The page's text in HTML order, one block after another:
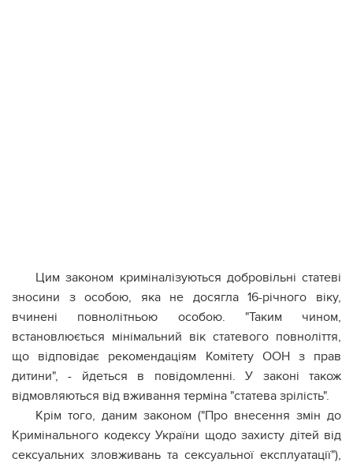
Цим законом криміналізуються добровільні статеві
зносини з особою, яка не досягла 16-річного віку,
вчинені повнолітньою особою. "Таким чином,
встановлюється мінімальний вік статевого повноліття,
що відповідає рекомендаціям Комітету ООН з прав
дитини", - йдеться в повідомленні. У законі також
відмовляються від вживання терміна "статева зрілість".
Крім того, даним законом ("Про внесення змін до
Кримінального кодексу України щодо захисту дітей від
сексуальних зловживань та сексуальної експлуатації"),